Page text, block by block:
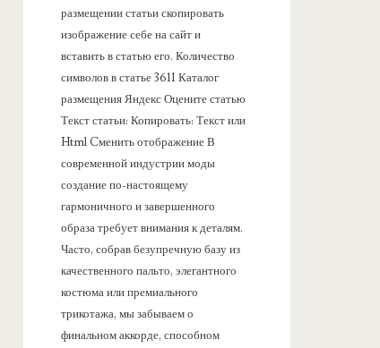
размещении статьи скопировать
изображение себе на сайт и
вставить в статью его. Количество
символов в статье 3611 Каталог
размещения Яндекс Оцените статью
Текст статьи: Копировать: Текст или
Html Cменить отображение В
современной индустрии моды
создание по-настоящему
гармоничного и завершенного
образа требует внимания к деталям.
Часто, собрав безупречную базу из
качественного пальто, элегантного
костюма или премиального
трикотажа, мы забываем о
финальном аккорде, способном